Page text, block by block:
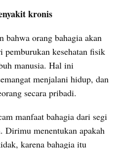
kronis
bahwa orang bahagia akan
kesehatan fisik
manusia. Hal ini
menjalani hidup, dan
secara pribadi.
manfaat bahagia dari segi
Dirimu menentukan apakah
karena bahagia itu